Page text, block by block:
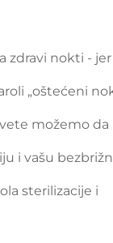
zdravi nokti - jer
„oštećeni
možemo da
i vašu
sterilizacije i